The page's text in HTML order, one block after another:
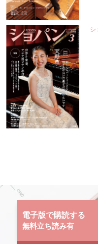
シ
電子版で購読する
無料立ち読み有